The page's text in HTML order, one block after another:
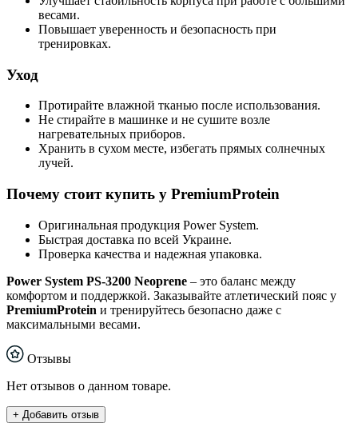
весами.
Повышает уверенность и безопасность при
тренировках.
Уход
Протирайте влажной тканью после использования.
Не стирайте в машинке и не сушите возле
нагревательных приборов.
Хранить в сухом месте, избегать прямых солнечных
лучей.
Почему стоит купить у PremiumProtein
Оригинальная продукция Power System.
Быстрая доставка по всей Украине.
Проверка качества и надежная упаковка.
Power System PS-3200 Neoprene – это баланс между
комфортом и поддержкой. Заказывайте атлетический пояс у
PremiumProtein и тренируйтесь безопасно даже с
максимальными весами.
Отзывы
Нет отзывов о данном товаре.
+ Добавить отзыв